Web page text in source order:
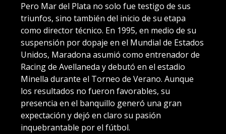
Pero Mar del Plata no solo fue testigo de sus
triunfos, sino también del inicio de su etapa
como director técnico. En 1995, en medio de su
suspensión por dopaje en el Mundial de Estados
Unidos, Maradona asumió como entrenador de
Racing de Avellaneda y debutó en el estadio
Minella durante el Torneo de Verano. Aunque
los resultados no fueron favorables, su
presencia en el banquillo generó una gran
expectación y dejó en claro su pasión
inquebrantable por el fútbol.